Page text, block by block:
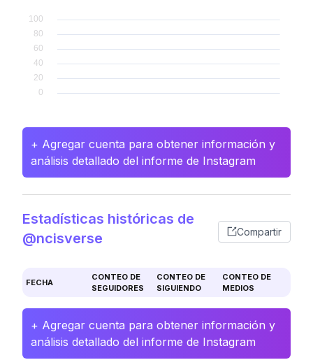
+ Agregar cuenta para obtener información y
análisis detallado del informe de Instagram
Estadísticas históricas de
@ncisverse
Compartir
FECHA
CONTEO DE
SEGUIDORES
CONTEO DE
SIGUIENDO
CONTEO DE
MEDIOS
+ Agregar cuenta para obtener información y
análisis detallado del informe de Instagram